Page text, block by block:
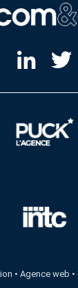
•Agence web •